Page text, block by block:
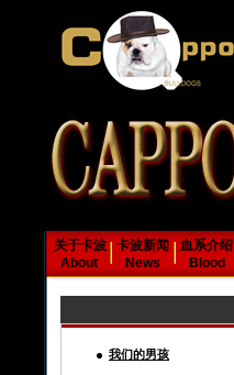
关于卡波
About
卡波新闻
News
血系介绍
Blood
我们的男孩